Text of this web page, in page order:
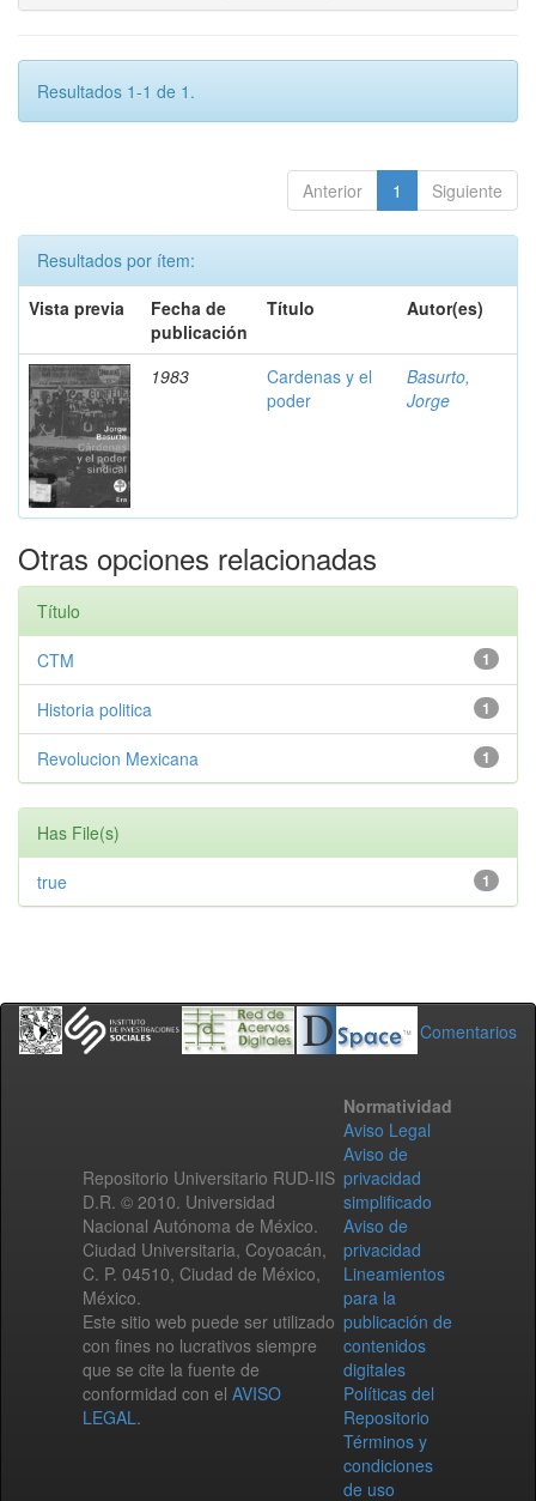
Resultados 1-1 de 1.
Anterior 1 Siguiente
Resultados por ítem:
Vista previa
Fecha de
publicación
Título Autor(es)
1983
Cardenas y el
poder
Basurto,
Jorge
Otras opciones relacionadas
Título
1
CTM
1
Historia politica
1
Revolucion Mexicana
Has File(s)
1
true
Comentarios
Repositorio Universitario RUD-IIS
D.R. © 2010. Universidad
Nacional Autónoma de México.
Ciudad Universitaria, Coyoacán,
C. P. 04510, Ciudad de México,
México.
Este sitio web puede ser utilizado
con fines no lucrativos siempre
que se cite la fuente de
conformidad con el AVISO
LEGAL.
Normatividad
Aviso Legal
Aviso de
privacidad
simplificado
Aviso de
privacidad
Lineamientos
para la
publicación de
contenidos
digitales
Políticas del
Repositorio
Términos y
condiciones
de uso